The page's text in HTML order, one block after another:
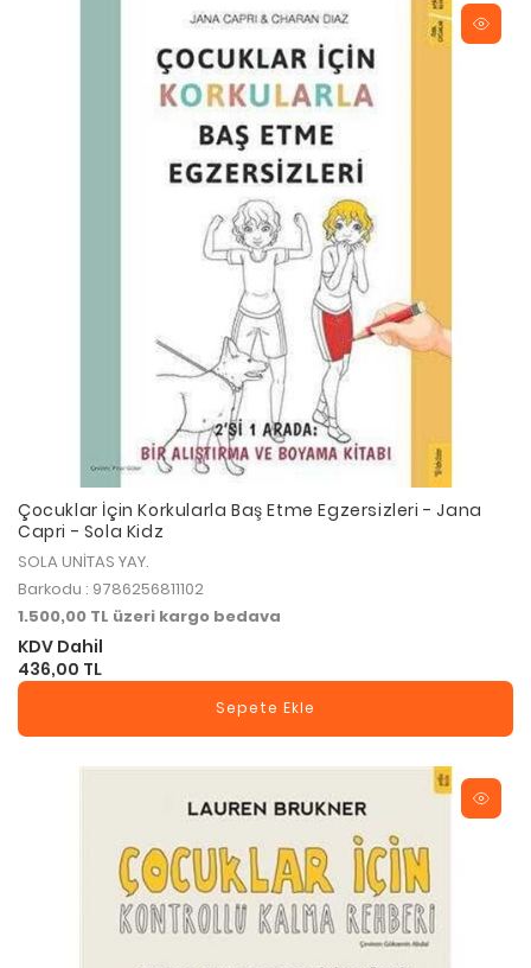
Çocuklar İçin Korkularla Baş Etme Egzersizleri - Jana
Capri - Sola Kidz
SOLA UNİTAS YAY.
Barkodu : 9786256811102
1.500,00 TL üzeri kargo bedava
KDV Dahil
436,00 TL
Sepete Ekle